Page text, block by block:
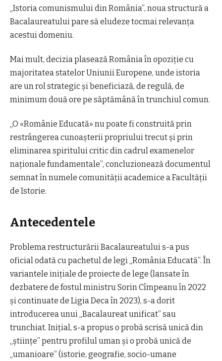
„Istoria comunismului din România”, noua structură a
Bacalaureatului pare să eludeze tocmai relevanţa
acestui domeniu.
Mai mult, decizia plasează România în opoziţie cu
majoritatea statelor Uniunii Europene, unde istoria
are un rol strategic şi beneficiază, de regulă, de
minimum două ore pe săptămână în trunchiul comun.
„O «Românie Educată» nu poate fi construită prin
restrângerea cunoaşterii propriului trecut şi prin
eliminarea spiritului critic din cadrul examenelor
naţionale fundamentale”, concluzionează documentul
semnat în numele comunităţii academice a Facultăţii
de Istorie.
Antecedentele
Problema restructurării Bacalaureatului s-a pus
oficial odată cu pachetul de legi „România Educată”. În
variantele iniţiale de proiecte de lege (lansate în
dezbatere de fostul ministru Sorin Cîmpeanu în 2022
şi continuate de Ligia Deca în 2023), s-a dorit
introducerea unui „Bacalaureat unificat” sau
trunchiat. Iniţial, s-a propus o probă scrisă unică din
„ştiinţe” pentru profilul uman şi o probă unică de
„umanioare” (istorie, geografie, socio-umane